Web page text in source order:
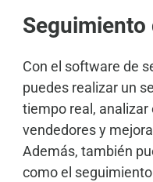
Seguimiento
Con el software de
puedes realizar un
tiempo real,
vendedores y
Además, también
como el